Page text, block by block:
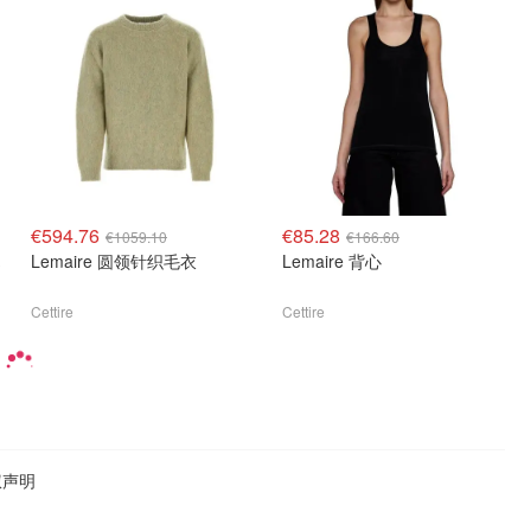
€594.76 €1059.10
Lemaire 圆领针织毛衣
Cettire
€85.28 €166.60
Lemaire 背心
Cettire
明